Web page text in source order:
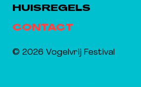
HUISREGELS
CONTACT
© 2026 Vogelvrij Festival